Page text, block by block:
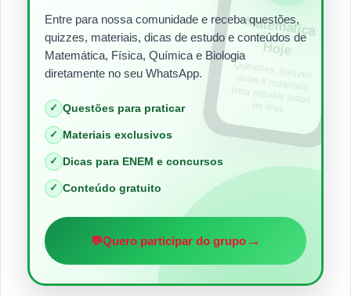
Entre para nossa comunidade e receba questões,
quizzes, materiais, dicas de estudo e conteúdos de
Matemática, Física, Química e Biologia
diretamente no seu WhatsApp.
✓ Questões para praticar
✓ Materiais exclusivos
✓ Dicas para ENEM e concursos
✓ Conteúdo gratuito
💬Quero participar do grupo→
Matem
ática
Hoje
Questões, quizzes,
dicas e materiais
para estudar todos
os dias.